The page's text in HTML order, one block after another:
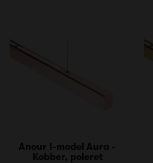
Anour I-model Aura -
Kobber, poleret